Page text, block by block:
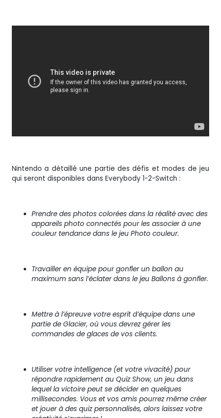
Nintendo a détaillé une partie des défis et modes de jeu
qui seront disponibles dans Everybody 1-2-Switch :
Prendre des photos colorées dans la réalité avec des
appareils photo connectés pour les associer à une
couleur tendance dans le jeu Photo couleur.
Travailler en équipe pour gonfler un ballon au
maximum sans l’éclater dans le jeu Ballons à gonfler.
Mettre à l’épreuve votre esprit d’équipe dans une
partie de Glacier, où vous devrez gérer les
commandes de glaces de vos clients.
Utiliser votre intelligence (et votre vivacité) pour
répondre rapidement au Quiz Show, un jeu dans
lequel la victoire peut se décider en quelques
millisecondes. Vous et vos amis pourrez même créer
et jouer à des quiz personnalisés, alors laissez votre